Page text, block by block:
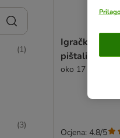
(1)
(3)
Igračka za
pištalicom
oko 17 cm
Ocjena: 4.8/5